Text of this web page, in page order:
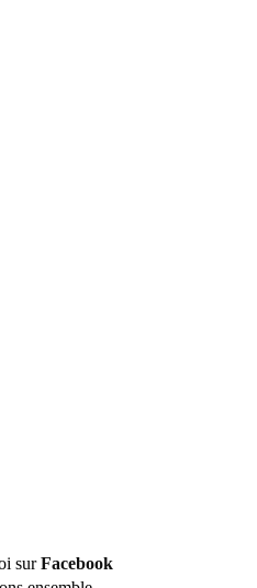
surFacebook